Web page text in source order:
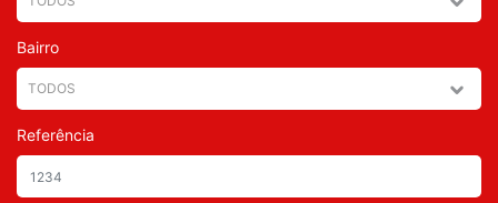
Bairro
Referência